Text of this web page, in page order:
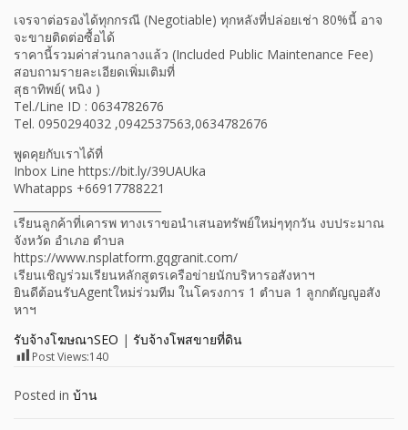
เจรจาต่อรองได้ทุกกรณี (Negotiable) ทุกหลังที่ปล่อยเช่า 80%นี้ อาจ
จะขายติดต่อซื้อได้
ราคานี้รวมค่าส่วนกลางแล้ว (Included Public Maintenance Fee)
สอบถามรายละเอียดเพิ่มเติมที่
สุธาทิพย์( หนิง )
Tel./Line ID : 0634782676
Tel. 0950294032 ,0942537563,0634782676
พูดคุยกับเราได้ที่
Inbox Line https://bit.ly/39UAUka
Whatapps +66917788221
เรียนลูกค้าที่เคารพ ทางเราขอนำเสนอทรัพย์ใหม่ๆทุกวัน งบประมาณ
จังหวัด อำเภอ ตำบล
https://www.nsplatform.gqgranit.com/
เรียนเชิญร่วมเรียนหลักสูตรเครือข่ายนักบริหารอสังหาฯ
ยินดีต้อนรับAgentใหม่ร่วมทีม ในโครงการ 1 ตำบล 1 ลูกกตัญญูอสัง
หาฯ
รับจ้างโฆษณาSEO | รับจ้างโพสขายที่ดิน
Post Views:140
Posted in บ้าน